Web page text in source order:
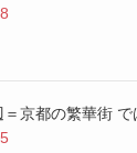
京都の繁華街 で